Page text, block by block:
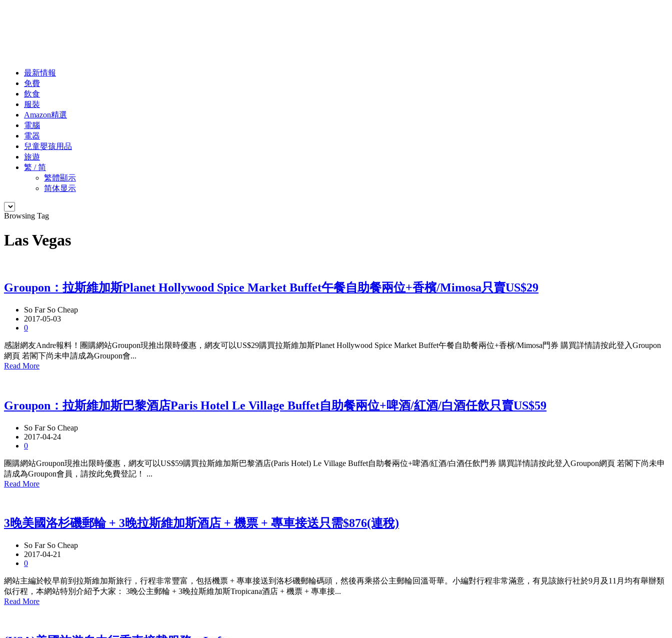
最新情報
免費
飲食
服裝
Amazon精選
電腦
電器
兒童嬰孩用品
旅遊
繁 / 简
繁體顯示
简体显示
Browsing Tag
Las Vegas
Groupon：拉斯維加斯Planet Hollywood Spice Market Buffet午餐自助餐兩位+香檳/Mimosa只賣US$29
So Far So Cheap
2017-05-03
0
感謝網友Andre報料！團購網站Groupon現推出限時優惠，網友可以US$29購買拉斯維加斯Planet Hollywood Spice Market Buffet午餐自助餐兩位+香檳/Mimosa門券 購買詳情請按此登入Groupon
網頁 若閣下尚未申請成為Groupon會...
Read More
Groupon：拉斯維加斯巴黎酒店Paris Hotel Le Village Buffet自助餐兩位+啤酒/紅酒/白酒任飲只賣US$59
So Far So Cheap
2017-04-24
0
團購網站Groupon現推出限時優惠，網友可以US$59購買拉斯維加斯巴黎酒店(Paris Hotel) Le Village Buffet自助餐兩位+啤酒/紅酒/白酒任飲門券 購買詳情請按此登入Groupon網頁 若閣下尚未申
請成為Groupon會員，請按此免費登記！ ...
Read More
3晚美國洛杉磯郵輪 + 3晚拉斯維加斯酒店 + 機票 + 專車接送只需$876(連稅)
So Far So Cheap
2017-04-21
0
網站主編於較早前到拉斯維加斯旅行，行程非常豐富，包括機票 + 專車接送到洛杉磯郵輪碼頭，然後再乘搭公主郵輪回溫哥華。小編對行程非常滿意，有見該旅行社於9月及11月均有舉辦類
似行程，本網站特別介紹予大家： 3晚公主郵輪 + 3晚拉斯維加斯Tropicana酒店 + 機票 + 專車接...
Read More